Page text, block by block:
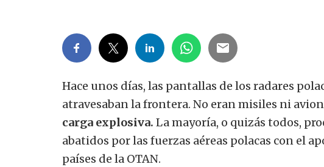
Hace unos días, las pantallas de los radares
atravesaban la frontera. No eran misiles ni
carga explosiva. La mayoría, o quizás todos,
abatidos por las fuerzas aéreas polacas con el
países de la OTAN.